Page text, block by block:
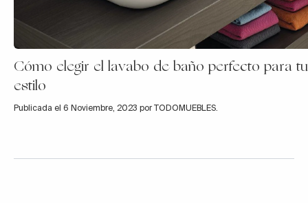
Cómo elegir el lavabo de baño perfecto para tu
estilo
Publicada el 6 Noviembre, 2023 por TODOMUEBLES.